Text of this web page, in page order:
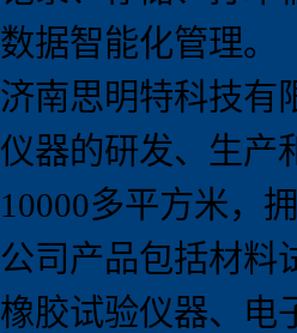
数据智能化管理。
济南思明特科技有
仪器的研发、生产
10000多平方米，
公司产品包括材料
橡胶试验仪器、电